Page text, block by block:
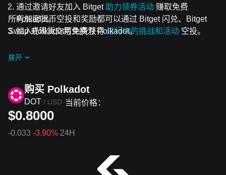
通过邀请好友加入 Bitget 助力领券活动 赚取免费
Polkadot。
加入Polkadot可免费获得进行中的挑战和活动 空投。
所有加密货币空投和奖励都可以通过 Bitget 闪兑、Bitget
Swap 或现货交易兑换为 Polkadot。
展开
购买 Polkadot
DOT / USD 当前价格：
$0.8000
-0.033 -3.90% 24H